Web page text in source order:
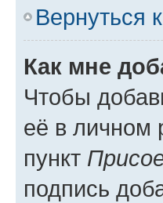
Вернуться
Как мне
Чтобы
её в личном
пункт
подпись